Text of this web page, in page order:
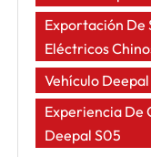
Exportación De
Eléctricos
Vehículo
Experiencia De
Deepal S05